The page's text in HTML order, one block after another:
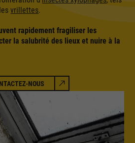
vrillettes.
rapidement fragiliser les
la salubrité des lieux et nuire à la
NOUS